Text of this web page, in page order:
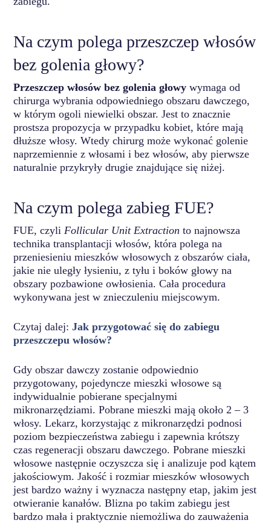
Na czym polega przeszczep włosów
bez golenia głowy?
Przeszczep włosów bez golenia głowy wymaga od
chirurga wybrania odpowiedniego obszaru dawczego,
w którym ogoli niewielki obszar. Jest to znacznie
prostsza propozycja w przypadku kobiet, które mają
dłuższe włosy. Wtedy chirurg może wykonać golenie
naprzemiennie z włosami i bez włosów, aby pierwsze
naturalnie przykryły drugie znajdujące się niżej.
Na czym polega zabieg FUE?
FUE, czyliFollicular Unit Extractionto najnowsza
technika transplantacji włosów, która polega na
przeniesieniu mieszków włosowych z obszarów ciała,
jakie nie uległy łysieniu, z tyłu i boków głowy na
obszary pozbawione owłosienia. Cała procedura
wykonywana jest w znieczuleniu miejscowym.
Czytaj dalej:Jak przygotować się do zabiegu
przeszczepu włosów?
Gdy obszar dawczy zostanie odpowiednio
przygotowany, pojedyncze mieszki włosowe są
indywidualnie pobierane specjalnymi
mikronarzędziami. Pobrane mieszki mają około 2 – 3
włosy. Lekarz, korzystając z mikronarzędzi podnosi
poziom bezpieczeństwa zabiegu i zapewnia krótszy
czas regeneracji obszaru dawczego. Pobrane mieszki
włosowe następnie oczyszcza się i analizuje pod kątem
jakościowym. Jakość i rozmiar mieszków włosowych
jest bardzo ważny i wyznacza następny etap, jakim jest
otwieranie kanałów. Blizna po takim zabiegu jest
bardzo mała i praktycznie niemożliwa do zauważenia